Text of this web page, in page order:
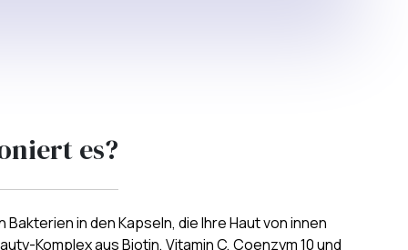
es?
in den Kapseln, die Ihre Haut von innen
Komplex aus Biotin, Vitamin C, Coenzym 10 und